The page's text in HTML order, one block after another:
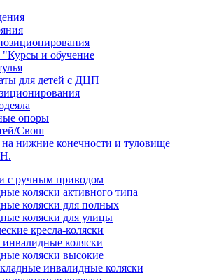
"Курсы и обучение
для детей с ДЦП
опоры
Свош
нижние конечности и туловище
с ручным приводом
коляски активного типа
коляски для полных
коляски для улицы
кресла-коляски
коляски
коляски высокие
инвалидные коляски